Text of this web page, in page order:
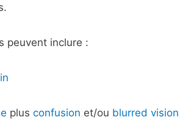
peuvent inclure :
plusconfusion et/ou blurred vision